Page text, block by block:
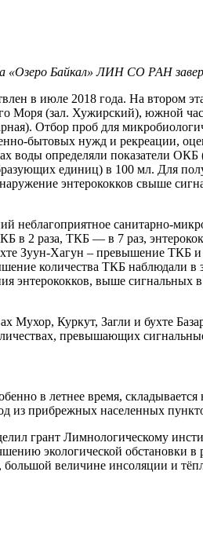
Байкал» ЛИН СО РАН
в июле 2018 года. На втором
Моря (зал. Хужирский), южной
Отбор проб для
бытовых нужд и рекреации,
воды определяли показатели
единиц) в 100 мл. Для
энтерококков свыше
неблагоприятное санитарно-
в 2 раза, ТКБ — в 7 раз,
Зуун-Хагун – превышение
количества ТКБ наблюдали
энтерококков, выше
Мухор, Куркут, Загли и бухте
превышающих
в летнее время,
из прибрежных населенных
грант Лимнологическому
экологической обстановки
большой величине инсоляции и